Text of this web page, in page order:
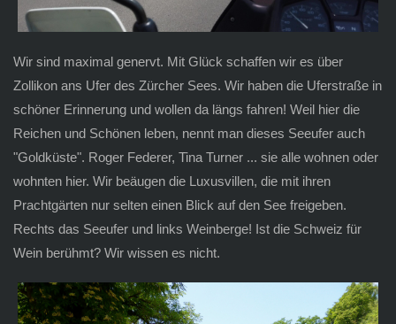
Wir sind maximal genervt. Mit Glück schaffen wir es über
Zollikon ans Ufer des Zürcher Sees. Wir haben die Uferstraße in
schöner Erinnerung und wollen da längs fahren! Weil hier die
Reichen und Schönen leben, nennt man dieses Seeufer auch
"Goldküste". Roger Federer, Tina Turner ... sie alle wohnen oder
wohnten hier. Wir beäugen die Luxusvillen, die mit ihren
Prachtgärten nur selten einen Blick auf den See freigeben.
Rechts das Seeufer und links Weinberge! Ist die Schweiz für
Wein berühmt? Wir wissen es nicht.